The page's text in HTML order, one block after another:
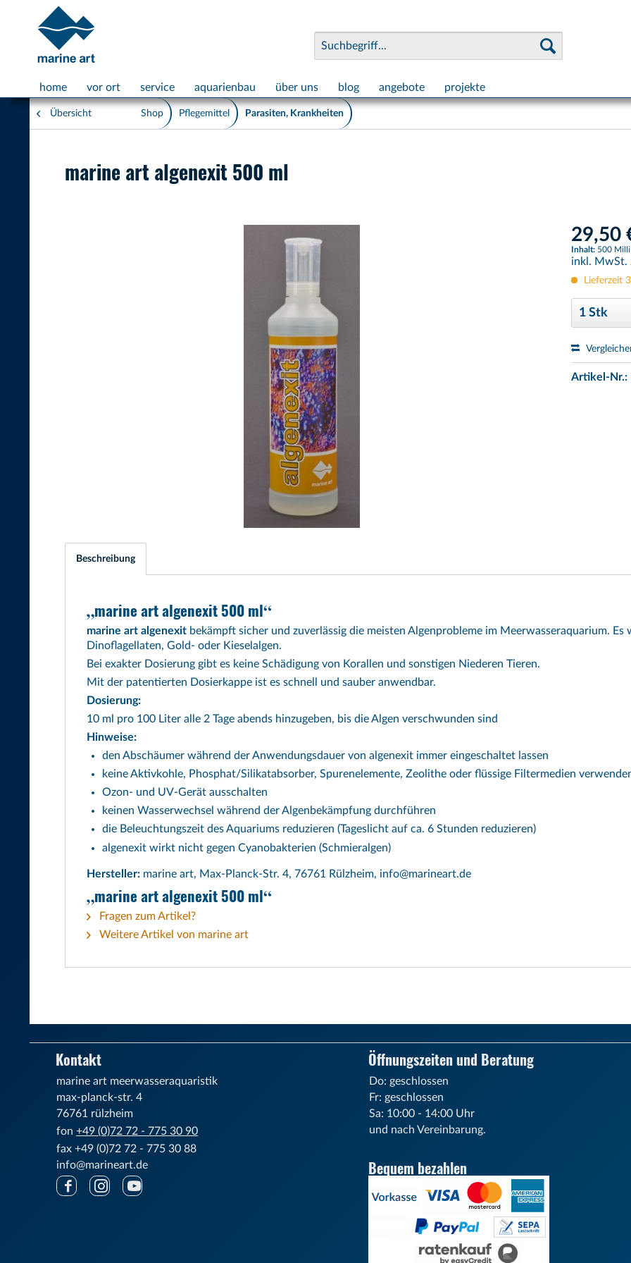
home vor ort service aquarienbau über uns blog angebote projekte
Übersicht Shop Pflegemittel Parasiten, Krankheiten
marine art algenexit 500 ml
29,50
Inhalt: 500
inkl. MwSt.
Lieferzeit
Artikel-Nr.:
Beschreibung
marine art algenexit 500 ml
marine art algenexit bekämpft sicher und zuverlässig die meisten Algenprobleme im Meerwasseraquarium. Es
Dinoflagellaten, Gold- oder Kieselalgen.
Bei exakter Dosierung gibt es keine Schädigung von Korallen und sonstigen Niederen Tieren.
Mit der patentierten Dosierkappe ist es schnell und sauber anwendbar.
Dosierung:
10 ml pro 100 Liter alle 2 Tage abends hinzugeben, bis die Algen verschwunden sind
Hinweise:
den Abschäumer während der Anwendungsdauer von algenexit immer eingeschaltet lassen
keine Aktivkohle, Phosphat/Silikatabsorber, Spurenelemente, Zeolithe oder flüssige Filtermedien
Ozon- und UV-Gerät ausschalten
keinen Wasserwechsel während der Algenbekämpfung durchführen
die Beleuchtungszeit des Aquariums reduzieren (Tageslicht auf ca. 6 Stunden reduzieren)
algenexit wirkt nicht gegen Cyanobakterien (Schmieralgen)
Hersteller: marine art, Max-Planck-Str. 4, 76761 Rülzheim, info@marineart.de
marine art algenexit 500 ml
Fragen zum Artikel?
Weitere Artikel von marine art
Kontakt
marine art meerwasser­aquaristik
max-planck-str. 4
76761 rülzheim
fon +49 (0)72 72 - 775 30 90
fax +49 (0)72 72 - 775 30 88
info@marineart.de
Öffnungszeiten und Beratung
Do: geschlossen
Fr: geschlossen
Sa: 10:00 - 14:00 Uhr
und nach Vereinbarung.
Bequem bezahlen